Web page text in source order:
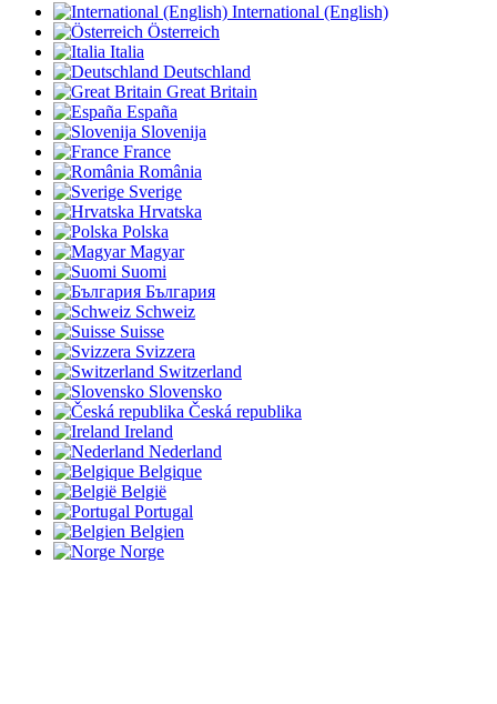
International (English)
Österreich
Italia
Deutschland
Great Britain
España
Slovenija
France
România
Sverige
Hrvatska
Polska
Magyar
Suomi
България
Schweiz
Suisse
Svizzera
Switzerland
Slovensko
Česká republika
Ireland
Nederland
Belgique
België
Portugal
Belgien
Norge